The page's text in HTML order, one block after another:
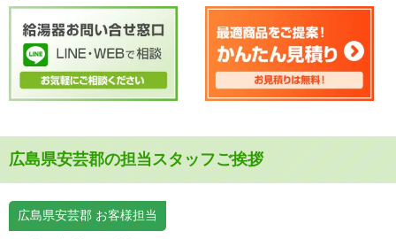
広島県安芸郡の担当スタッフご挨拶
広島県安芸郡 お客様担当